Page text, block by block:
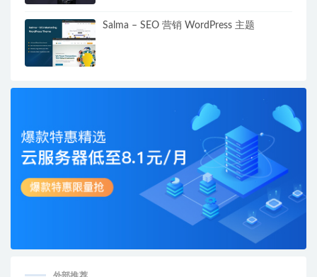
Salma – SEO 营销 WordPress 主题
外部推荐